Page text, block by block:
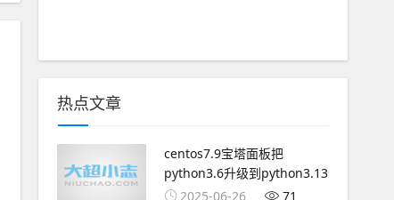
热点文章
centos7.9宝塔面板把
python3.6升级到python3.13
2025-06-26
71